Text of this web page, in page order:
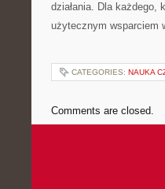
działania. Dla
użytecznym wsparciem
CATEGORIES: NAUKA
Comments are closed.